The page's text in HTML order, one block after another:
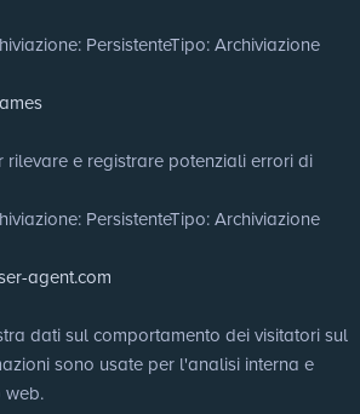
: PersistenteTipo: Archiviazione
rilevare e registrare potenziali errori di
: PersistenteTipo: Archiviazione
agent.com
dati sul comportamento dei visitatori sul
sono usate per l'analisi interna e
web.